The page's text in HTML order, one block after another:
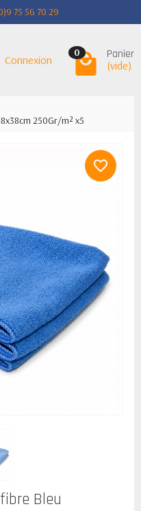
75 56 70 29
Connexion
0 Panier
(vide)
250Gr/m² x5
favorite_border
Bleu